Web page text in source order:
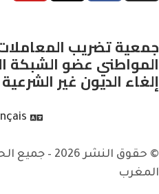
جمعية تضريب
المواطني عضو الشبكة
إلغاء الديون غير الشرعية
© حقوق النشر
المغرب